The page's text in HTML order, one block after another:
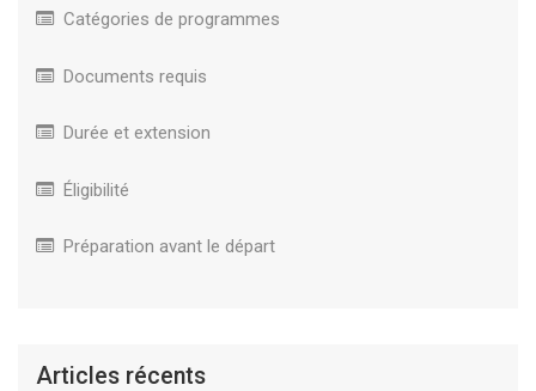
Catégories de programmes
Documents requis
Durée et extension
Éligibilité
Préparation avant le départ
Articles récents